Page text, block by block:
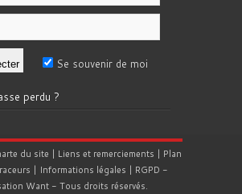
Se souvenir de moi
perdu ?
du site | Liens et remerciements | Plan
| Informations légales | RGPD -
Want- Tous droits réservés.